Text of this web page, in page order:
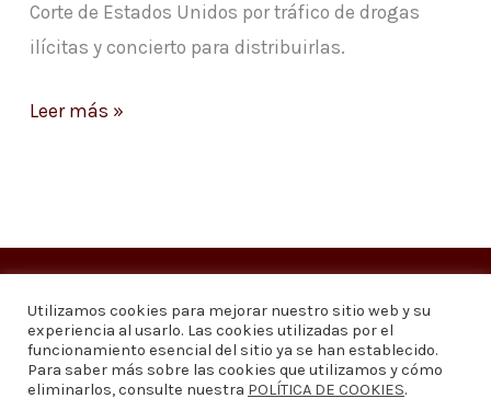
Corte de Estados Unidos por tráfico de drogas
ilícitas y concierto para distribuirlas.
Leer más »
Copyright © 2026Visión 20/20 Noticias
Visión 20/20 Noticias - Edición 1.095
Contáctenos Quiénes somos
Utilizamos cookies para mejorar nuestro sitio web y su
experiencia al usarlo. Las cookies utilizadas por el
funcionamiento esencial del sitio ya se han establecido.
Para saber más sobre las cookies que utilizamos y cómo
eliminarlos, consulte nuestra POLÍTICA DE COOKIES.